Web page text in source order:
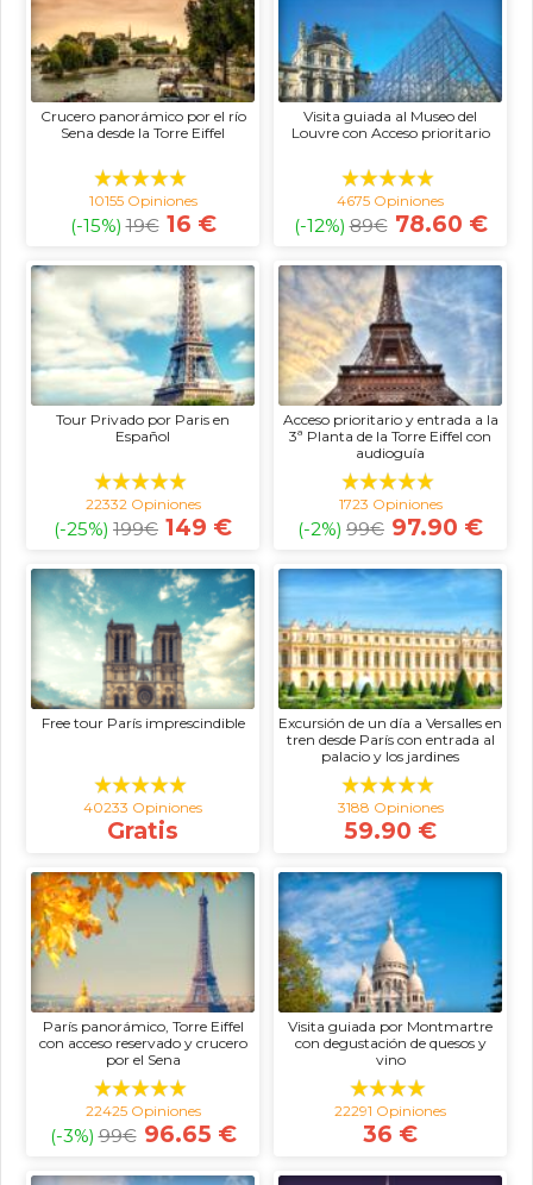
Crucero panorámico por el río
Sena desde la Torre Eiffel
10155 Opiniones
(-15%) 19€ 16 €
Visita guiada al Museo del
Louvre con Acceso prioritario
4675 Opiniones
(-12%) 89€ 78.60 €
Tour Privado por Paris en
Español
22332 Opiniones
(-25%) 199€ 149 €
Acceso prioritario y entrada a la
3ª Planta de la Torre Eiffel con
audioguía
1723 Opiniones
(-2%) 99€ 97.90 €
Free tour París imprescindible
40233 Opiniones
Gratis
Excursión de un día a Versalles en
tren desde París con entrada al
palacio y los jardines
3188 Opiniones
59.90 €
París panorámico, Torre Eiffel
con acceso reservado y crucero
por el Sena
22425 Opiniones
(-3%) 99€ 96.65 €
Visita guiada por Montmartre
con degustación de quesos y
vino
22291 Opiniones
36 €